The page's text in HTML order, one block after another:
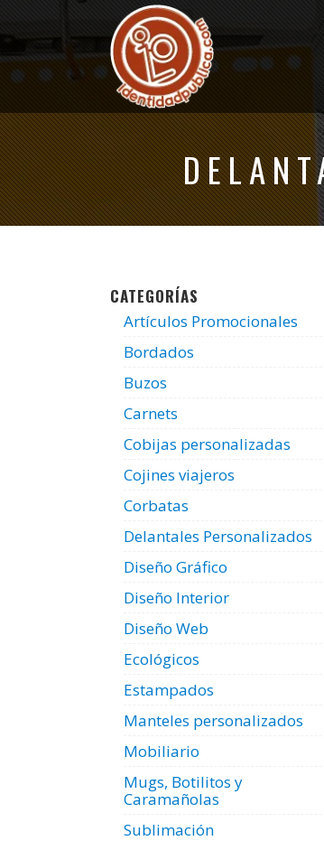
CATEGORÍAS
Artículos Promocionales
Bordados
Buzos
Carnets
Cobijas personalizadas
Cojines viajeros
Corbatas
Delantales Personalizados
Diseño Gráfico
Diseño Interior
Diseño Web
Ecológicos
Estampados
Manteles personalizados
Mobiliario
Mugs, Botilitos y
Caramañolas
Sublimación